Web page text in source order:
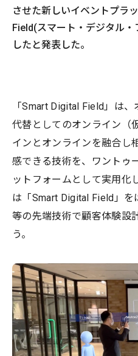
させた新しいイベントプラ
Field(スマート・デジタル
したと発表した。
「Smart Digital Field」は
代替としてのオンライン（
インとオンラインを融合し
感できる技術を、ワントゥ
ットフォームとして実用化
は「Smart Digital Field」を
等の先端技術で顧客体験設
う。